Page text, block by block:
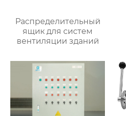
Распределительный
ящик для систем
вентиляции зданий